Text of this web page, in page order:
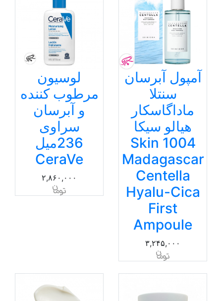
آمپول آبرسان
سنتلا
ماداگاسکار
هیالو سیکا
Skin 1004
Madagascar
Centella
Hyalu-Cica
First
Ampoule
۳,۲۴۵,۰۰۰
لوسیون
مرطوب کننده
و آبرسان
سراوی
236میل
CeraVe
۲,۸۶۰,۰۰۰